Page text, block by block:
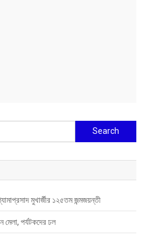
Search
for:
মুখার্জীর ১২৫তম জন্মজয়ন্তী
পর্যটকদের ঢল